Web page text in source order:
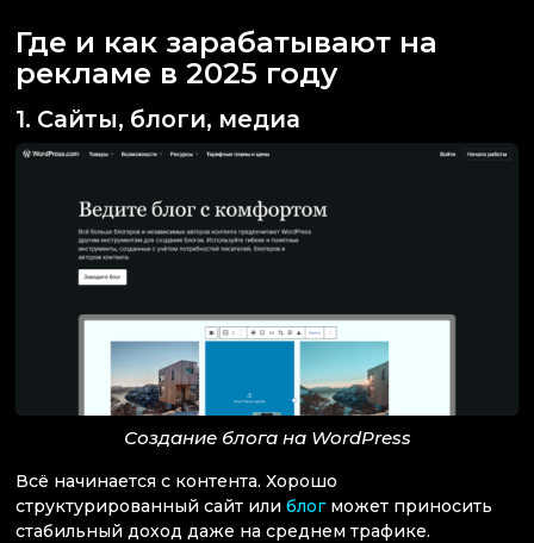
Где и как зарабатывают на
рекламе в 2025 году
1. Сайты, блоги, медиа
Создание блога на WordPress
Всё начинается с контента. Хорошо
структурированный сайт или блогможет приносить
стабильный доход даже на среднем трафике.